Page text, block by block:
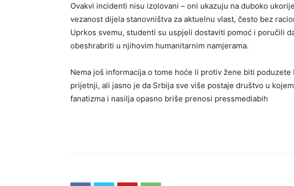
Ovakvi incidenti nisu izolovani – oni ukazuju na duboko
vezanost dijela stanovništva za aktuelnu vlast, često bez
Uprkos svemu, studenti su uspjeli dostaviti pomoć i poručili
obeshrabriti u njihovim humanitarnim namjerama.
Nema još informacija o tome hoće li protiv žene biti
prijetnji, ali jasno je da Srbija sve više postaje društvo u
fanatizma i nasilja opasno briše prenosi pressmediabih